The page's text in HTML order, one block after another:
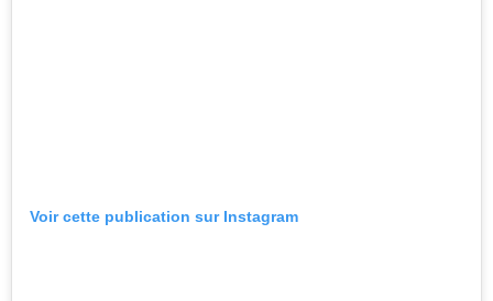
Voir cette publication sur Instagram